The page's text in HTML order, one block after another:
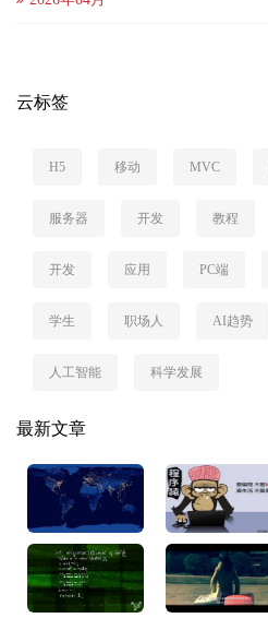
云标签
H5 移动 MVC
服务器 开发 教程
开发 应用 PC端
学生 职场人 AI趋势
人工智能 科学发展
最新文章